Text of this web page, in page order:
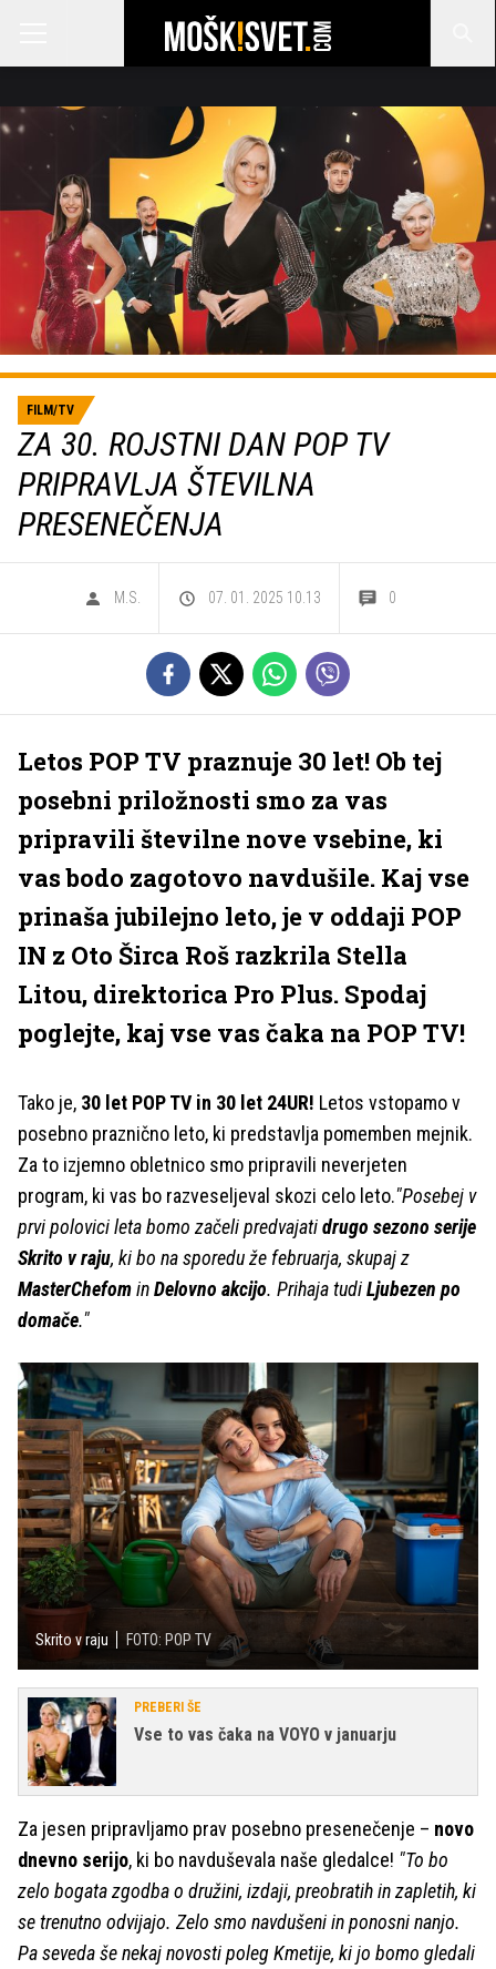
FILM/TV
ZA 30. ROJSTNI DAN POP TV
PRIPRAVLJA ŠTEVILNA
PRESENEČENJA
M.S. 07. 01. 2025 10.13 0
Letos POP TV praznuje 30 let! Ob tej
posebni priložnosti smo za vas
pripravili številne nove vsebine, ki
vas bodo zagotovo navdušile. Kaj vse
prinaša jubilejno leto, je v oddaji POP
IN z Oto Širca Roš razkrila Stella
Litou, direktorica Pro Plus. Spodaj
poglejte, kaj vse vas čaka na POP TV!
Tako je, 30 let POP TV in 30 let 24UR! Letos vstopamo v
posebno praznično leto, ki predstavlja pomemben mejnik.
Za to izjemno obletnico smo pripravili neverjeten
program, ki vas bo razveseljeval skozi celo leto."Posebej v
prvi polovici leta bomo začeli predvajatidrugo sezono serije
Skrito v raju, ki bo na sporedu že februarja, skupaj z
MasterChefominDelovno akcijo. Prihaja tudiLjubezen po
domače."
Skrito v raju FOTO: POP TV
PREBERI ŠE
Vse to vas čaka na VOYO v januarju
Za jesen pripravljamo prav posebno presenečenje – novo
dnevno serijo, ki bo navduševala naše gledalce! "To bo
zelo bogata zgodba o družini, izdaji, preobratih in zapletih, ki
se trenutno odvijajo. Zelo smo navdušeni in ponosni nanjo.
Pa seveda še nekaj novosti poleg Kmetije, ki jo bomo gledali